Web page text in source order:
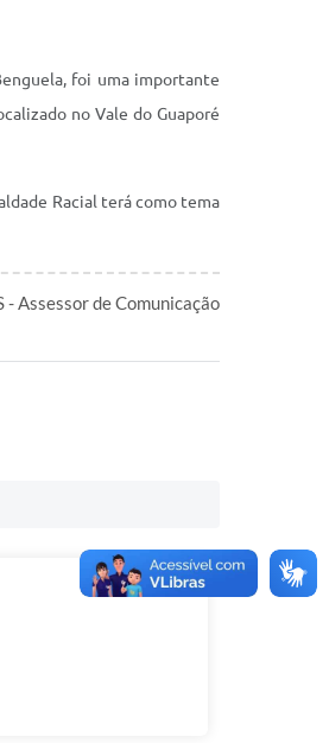
foi uma importante
no Vale do Guaporé
Racial terá como tema
Assessor de Comunicação